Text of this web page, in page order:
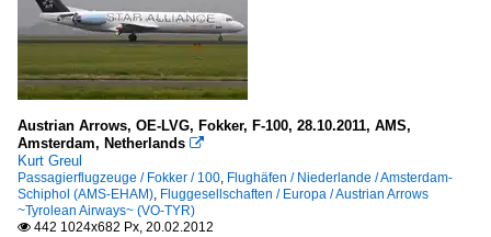
Austrian Arrows, OE-LVG, Fokker, F-100, 28.10.2011, AMS,
Amsterdam, Netherlands 
Kurt Greul
Passagierflugzeuge / Fokker / 100, Flughäfen / Niederlande / Amsterdam-
Schiphol (AMS-EHAM), Fluggesellschaften / Europa / Austrian Arrows
~Tyrolean Airways~ (VO-TYR)
 442 1024x682 Px, 20.02.2012